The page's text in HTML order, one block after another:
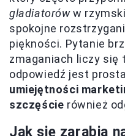
gladiatoróww
spokojne
piękności. Pytanie
zmaganiach liczy się
odpowiedź jest
umiejętności
szczęście również
Jak się zarabia